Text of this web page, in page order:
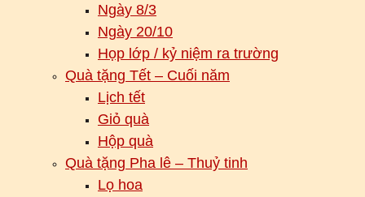
Ngày 8/3
Ngày 20/10
Họp lớp / kỷ niệm ra trường
Quà tặng Tết – Cuối năm
Lịch tết
Giỏ quà
Hộp quà
Quà tặng Pha lê – Thuỷ tinh
Lọ hoa